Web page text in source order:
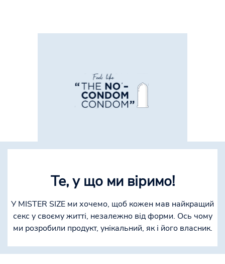
Те, у що ми віримо!
У MISTER SIZE ми хочемо, щоб кожен мав найкращий
секс у своєму житті, незалежно від форми. Ось чому
ми розробили продукт, унікальний, як і його власник.